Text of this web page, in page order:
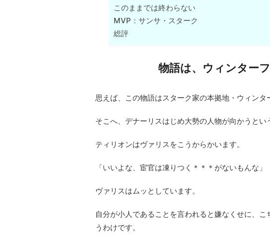
このままでは終わらない
MVP：サンサ・スターク
総評
物語は、ウィンター
思えば、この物語はスターク家の本拠地・ウィンタ
そこへ、デナーリスはじめ大勢の人物が向かうとい
ティリオンはヴァリスをこうからかいます。
「いいよな、宦官は凍りつく＊＊＊がないもんな」
ヴァリスはムッとしています。
自分が小人であることを言われると嫌なくせに、
うわけです。